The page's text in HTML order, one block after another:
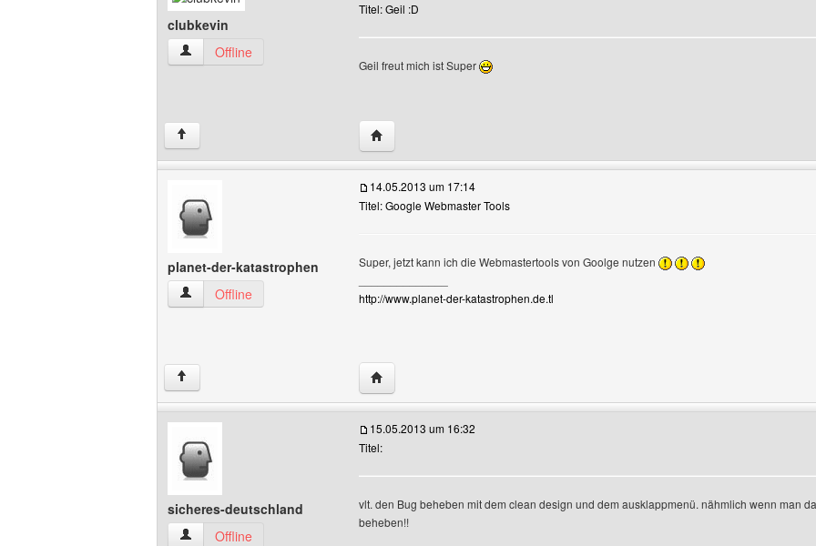
clubkevin
clubkevin Benutzer-Profile anzeigen
Offline
Titel: Geil :D
Geil freut mich ist Super
↑ Website dieses Benutzers besuchen: clubkevin
planet-der-katastrophen
planet-der-katastrophen Benutzer-Profile anzeigen
Offline
14.05.2013 um 17:14
Titel: Google Webmaster Tools
Super, jetzt kann ich die Webmastertools von Goolge nutzen
http://www.planet-der-katastrophen.de.tl
↑ Website dieses Benutzers besuchen: planet-der-katastrophen
sicheres-deutschland
sicheres-deutschland Benutzer-Profile anzeigen
Offline
15.05.2013 um 16:32
Titel:
vlt. den Bug beheben mit dem clean design und dem ausklappmenü. nähmlich wenn man
beheben!!